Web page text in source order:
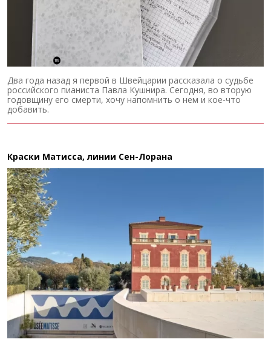
Два года назад я первой в Швейцарии рассказала о судьбе
российского пианиста Павла Кушнира. Сегодня, во вторую
годовщину его смерти, хочу напомнить о нем и кое-что
добавить.
Краски Матисса, линии Сен-Лорана